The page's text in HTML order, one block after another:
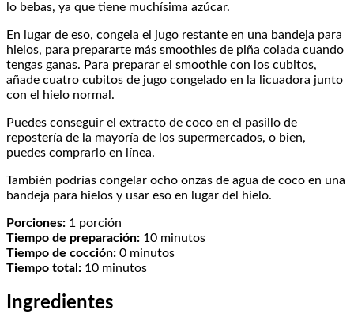
lo bebas, ya que tiene muchísima azúcar.
En lugar de eso, congela el jugo restante en una bandeja para
hielos, para prepararte más smoothies de piña colada cuando
tengas ganas. Para preparar el smoothie con los cubitos,
añade cuatro cubitos de jugo congelado en la licuadora junto
con el hielo normal.
Puedes conseguir el extracto de coco en el pasillo de
repostería de la mayoría de los supermercados, o bien,
puedes comprarlo en línea.
También podrías congelar ocho onzas de agua de coco en una
bandeja para hielos y usar eso en lugar del hielo.
Porciones: 1 porción
Tiempo de preparación: 10 minutos
Tiempo de cocción: 0 minutos
Tiempo total: 10 minutos
Ingredientes